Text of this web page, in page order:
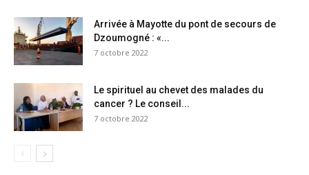
Arrivée à Mayotte du pont de secours de
Dzoumogné : «...
7 octobre 2022
Le spirituel au chevet des malades du
cancer ? Le conseil...
7 octobre 2022